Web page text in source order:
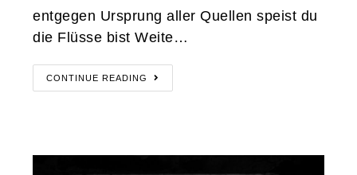
entgegen Ursprung aller Quellen speist du
die Flüsse bist Weite…
CONTINUE READING